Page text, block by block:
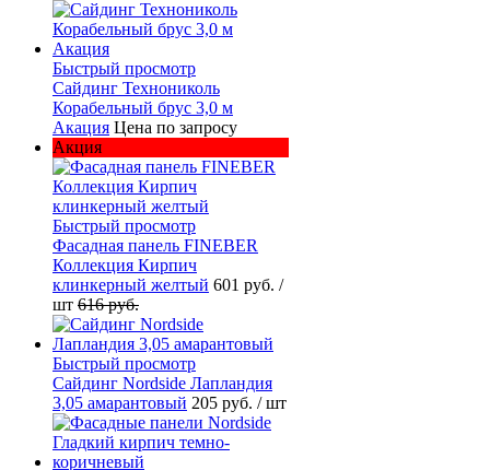
Быстрый просмотр
Сайдинг Технониколь
Корабельный брус 3,0 м
Акация Цена по запросу
Акция
Быстрый просмотр
Фасадная панель FINEBER
Коллекция Кирпич
клинкерный желтый 601 руб. /
шт 616 руб.
Быстрый просмотр
Сайдинг Nordside Лапландия
3,05 амарантовый 205 руб. / шт